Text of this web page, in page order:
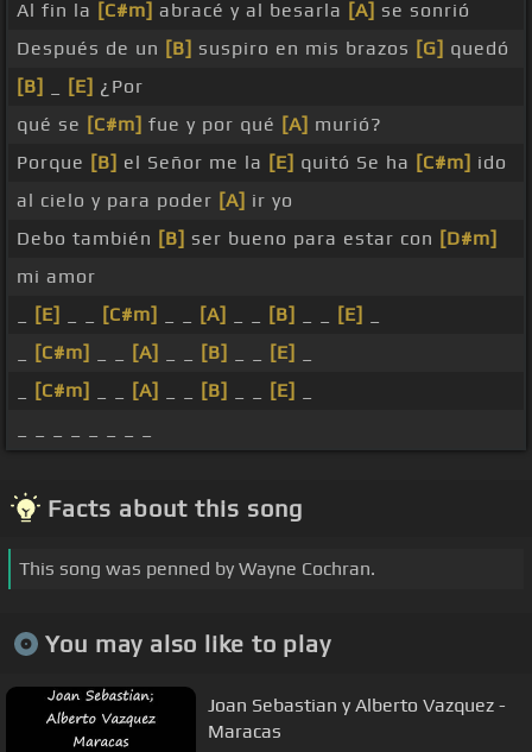
Al fin la [C#m] abracé y al besarla [A] se sonrió
Después de un [B] suspiro en mis brazos [G] quedó
[B]
[E] ¿Por
qué se [C#m] fue y por qué [A] murió?
Porque [B] el Señor me la [E] quitó Se ha [C#m] ido
al cielo y para poder [A] ir yo
Debo también [B] ser bueno para estar con [D#m]
mi amor
[E] [C#m] [A] [B] [E]
[C#m] [A] [B] [E]
[C#m] [A] [B] [E]
Facts about this song
This song was penned by Wayne Cochran.
You may also like to play
Joan Sebastian y Alberto Vazquez -
Maracas